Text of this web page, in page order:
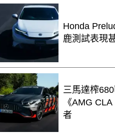
Honda
鹿測試表現
三馬達榨
《AMG
者